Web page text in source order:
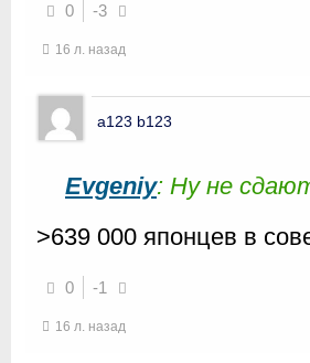
0 -3
16 л. назад
a123 b123
Evgeniy: Ну не
>639 000 японцев в
0 -1
16 л. назад